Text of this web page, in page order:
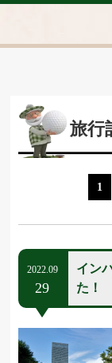
旅行
1
2022.09
29
イン
た！